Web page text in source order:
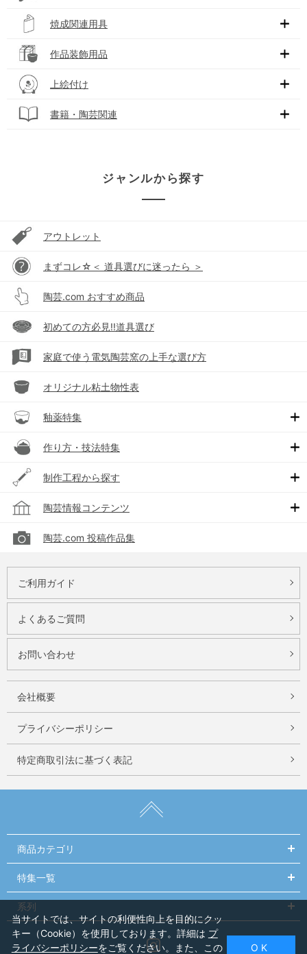
焼成関連用具
作品装飾用品
上絵付け
書籍・陶芸関連
ジャンルから探す
アウトレット
まずコレ☆＜ 道具選びに迷ったら ＞
陶芸.com おすすめ商品
初めての方必見!!道具選び
家庭で使う電気陶芸窯の上手な選び方
オリジナル粘土物性表
釉薬特集
作り方・技法特集
制作工程から探す
陶芸情報コンテンツ
陶芸.com 投稿作品集
ご利用ガイド
よくあるご質問
お問い合わせ
会社概要
プライバシーポリシー
特定商取引法に基づく表記
商品カテゴリ
特集一覧
系列
Instagram
当サイトでは、サイトの利便性向上を目的にクッ
キー（Cookie）を使用しております。詳細は プ
ライバシーポリシーをご覧ください。また、この O K